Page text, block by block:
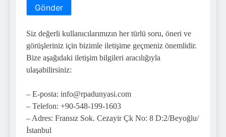
Siz değerli kullanıcılarımızın her türlü soru, öneri ve
görüşleriniz için bizimle iletişime geçmeniz önemlidir.
Bize aşağıdaki iletişim bilgileri aracılığıyla
ulaşabilirsiniz:
– E-posta: info@rpadunyasi.com
– Telefon: +90-548-199-1603
– Adres: Fransız Sok. Cezayir Çk No: 8 D:2/Beyoğlu/
İstanbul